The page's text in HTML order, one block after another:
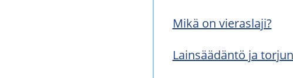
Mikä on vie­ras­la­ji?
Lain­sää­dän­tö ja